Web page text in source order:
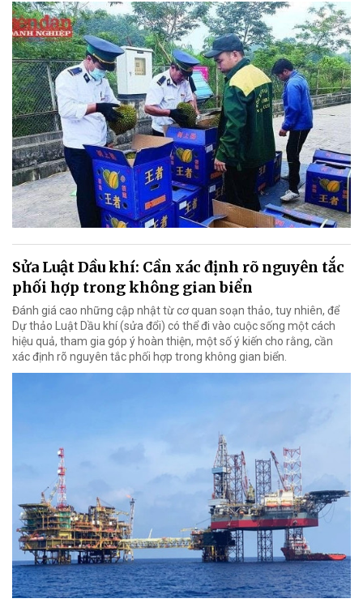
Sửa Luật Dầu khí: Cần xác định rõ nguyên tắc
phối hợp trong không gian biển
Đánh giá cao những cập nhật từ cơ quan soạn thảo, tuy nhiên, để
Dự thảo Luật Dầu khí (sửa đổi) có thể đi vào cuộc sống một cách
hiệu quả, tham gia góp ý hoàn thiện, một số ý kiến cho rằng, cần
xác định rõ nguyên tắc phối hợp trong không gian biển.